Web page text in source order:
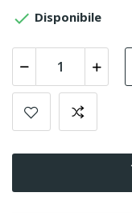
 Disponibile